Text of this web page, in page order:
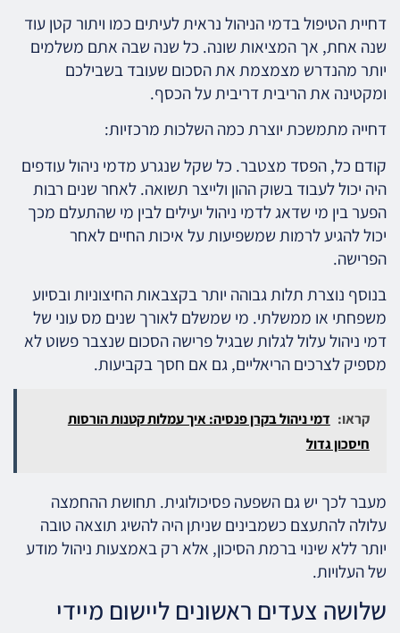
דחיית הטיפול בדמי הניהול נראית לעיתים כמו ויתור קטן עוד
שנה אחת, אך המציאות שונה. כל שנה שבה אתם משלמים
יותר מהנדרש מצמצמת את הסכום שעובד בשבילכם
ומקטינה את הריבית דריבית על הכסף.
דחייה מתמשכת יוצרת כמה השלכות מרכזיות:
קודם כל, הפסד מצטבר. כל שקל שנגרע מדמי ניהול עודפים
היה יכול לעבוד בשוק ההון ולייצר תשואה. לאחר שנים רבות
הפער בין מי שדאג לדמי ניהול יעילים לבין מי שהתעלם מכך
יכול להגיע לרמות שמשפיעות על איכות החיים לאחר
הפרישה.
בנוסף נוצרת תלות גבוהה יותר בקצבאות החיצוניות ובסיוע
משפחתי או ממשלתי. מי שמשלם לאורך שנים מס עוני של
דמי ניהול עלול לגלות שבגיל פרישה הסכום שנצבר פשוט לא
מספיק לצרכים הריאליים, גם אם חסך בקביעות.
קראו: דמי ניהול בקרן פנסיה: איך עמלות קטנות הורסות
חיסכון גדול
מעבר לכך יש גם השפעה פסיכולוגית. תחושת ההחמצה
עלולה להתעצם כשמבינים שניתן היה להשיג תוצאה טובה
יותר ללא שינוי ברמת הסיכון, אלא רק באמצעות ניהול מודע
של העלויות.
שלושה צעדים ראשונים ליישום מיידי